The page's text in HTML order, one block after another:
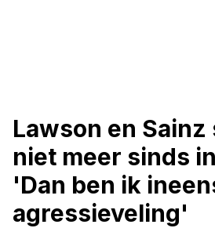
Lawson en Sainz
niet meer sinds
'Dan ben ik
agressieveling'